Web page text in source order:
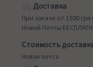
Доставка
При заказе от 1500
Новой Почты
Стоимость
Новая почта